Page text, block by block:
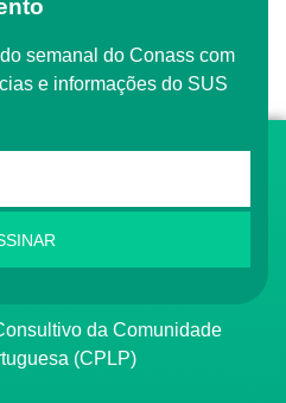
e informações do SUS
(CPLP)